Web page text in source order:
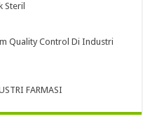
Steril
Quality Control Di Industri
FARMASI